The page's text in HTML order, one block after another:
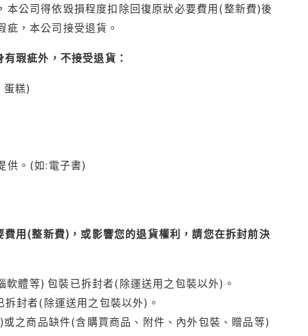
公司得依毀損程度扣除回復原狀必要費用(整新費)後
，本公司接受退貨。
瑕疵外，不接受退貨：
蛋糕)
供。(如:電子書)
用(整新費)，或影響您的退貨權利，請您在拆封前決
體等) 包裝已拆封者(除運送用之包裝以外)。
封者(除運送用之包裝以外)。
之商品缺件(含購買商品、附件、內外包裝、贈品等)